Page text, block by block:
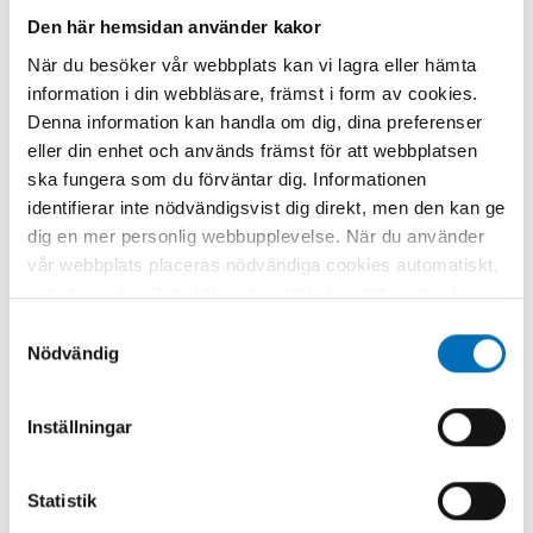
Den här hemsidan använder kakor
När du besöker vår webbplats kan vi lagra eller hämta
information i din webbläsare, främst i form av cookies.
Denna information kan handla om dig, dina preferenser
eller din enhet och används främst för att webbplatsen
ska fungera som du förväntar dig. Informationen
identifierar inte nödvändigsvist dig direkt, men den kan ge
dig en mer personlig webbupplevelse. När du använder
vår webbplats placeras nödvändiga cookies automatiskt,
och dessa är alltid aktiva utan att kräva ditt samtycke.
använda webbplatsen och dess funktioner. Vi respekterar
din integritet, och du kan välja vilka ytterligare cookies
oklassificerade) du vill acceptera. Klicka på de olika
dina inställningar för cookies. Observera att blockering
av cookies kan påverka din upplevelse av webbplatsen
Nödvändig
Inställningar
Statistik
NARKOTIKA
Sociolancen – de utsatta
människornas vän
3 jun 2019